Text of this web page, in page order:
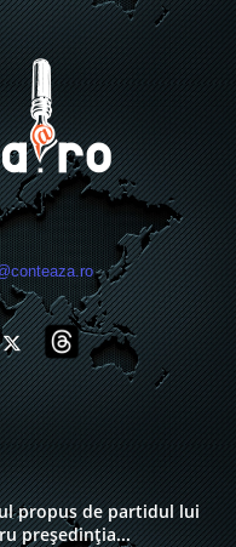
propus de partidul lui
președinția...